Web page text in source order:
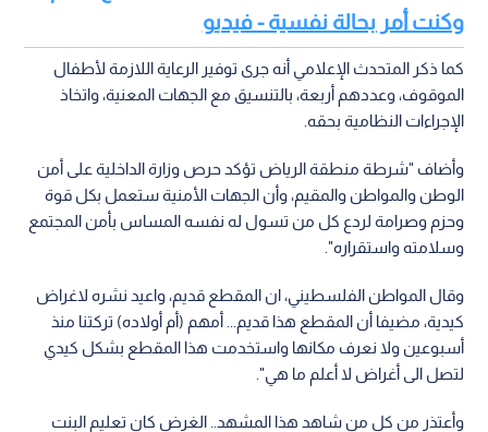
وكنت أمر بحالة نفسية - فيديو
كما ذكر المتحدث الإعلامي أنه جرى توفير الرعاية اللازمة لأطفال
الموقوف، وعددهم أربعة، بالتنسيق مع الجهات المعنية، واتخاذ
الإجراءات النظامية بحقه.
وأضاف "شرطة منطقة الرياض تؤكد حرص وزارة الداخلية على أمن
الوطن والمواطن والمقيم، وأن الجهات الأمنية ستعمل بكل قوة
وحزم وصرامة لردع كل من تسول له نفسه المساس بأمن المجتمع
وسلامته واستقراره".
وقال المواطن الفلسطيني، ان المقطع قديم، واعيد نشره لاغراض
كيدية، مضيفا أن المقطع هذا قديم... أمهم (أم أولاده) تركتنا منذ
أسبوعين ولا نعرف مكانها واستخدمت هذا المقطع بشكل كيدي
لتصل الى أغراض لا أعلم ما هي".
وأعتذر من كل من شاهد هذا المشهد.. الغرض كان تعليم البنت